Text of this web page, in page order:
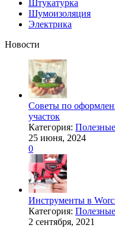
Штукатурка
Шумоизоляция
Электрика
Новости
Советы по
участок
Категория:
25 июня, 2024
0
Инструменты в
Категория:
2 сентября, 2021